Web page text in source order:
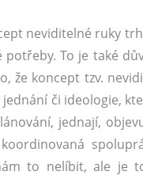
neviditelné ruky
To je také
že koncept tzv.
či ideologie,
jednají,
to nelíbit, ale je